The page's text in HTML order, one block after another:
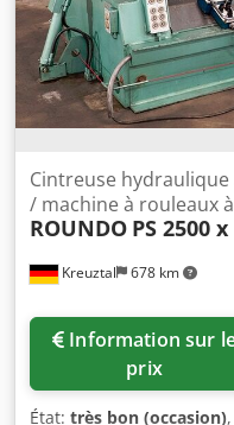
Kreuztal 678 km
Cintreuse
/ machine à rouleaux
ROUNDO PS 2500
prix
État: très bon (occasion)